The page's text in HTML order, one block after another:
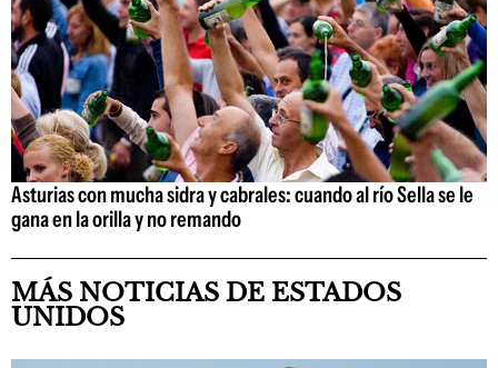
Asturias con mucha sidra y cabrales: cuando al río Sella se le
gana en la orilla y no remando
MÁS NOTICIAS DE ESTADOS
UNIDOS